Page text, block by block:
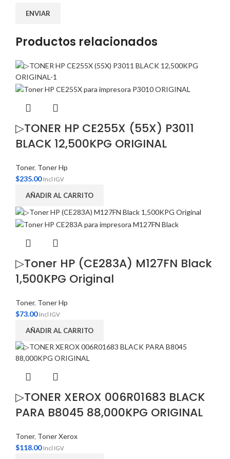
Productos relacionados
▷TONER HP CE255X (55X) P3011
BLACK 12,500KPG ORIGINAL
Toner, Toner Hp
$235.00 Incl IGV
AÑADIR AL CARRITO
▷Toner HP (CE283A) M127FN Black
1,500KPG Original
Toner, Toner Hp
$73.00 Incl IGV
AÑADIR AL CARRITO
▷TONER XEROX 006R01683 BLACK
PARA B8045 88,000KPG ORIGINAL
Toner, Toner Xerox
$118.00 Incl IGV